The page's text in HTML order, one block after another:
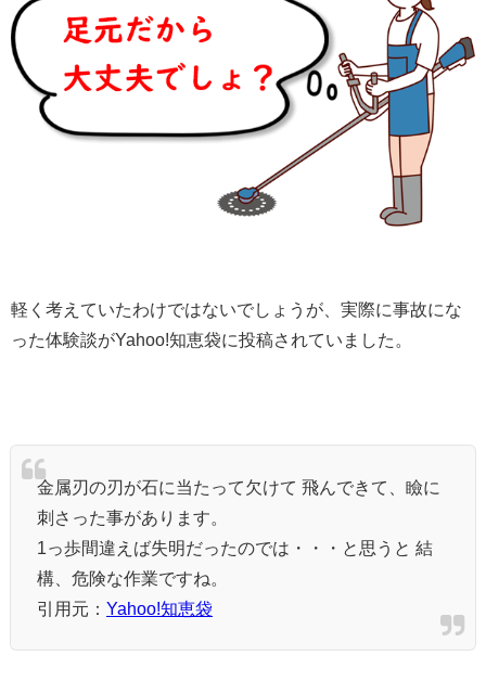
軽く考えていたわけではないでしょうが、実際に事故にな
った体験談がYahoo!知恵袋に投稿されていました。
金属刃の刃が石に当たって欠けて 飛んできて、瞼に
刺さった事があります。
1っ歩間違えば失明だったのでは・・・と思うと 結
構、危険な作業ですね。
引用元： Yahoo!知恵袋